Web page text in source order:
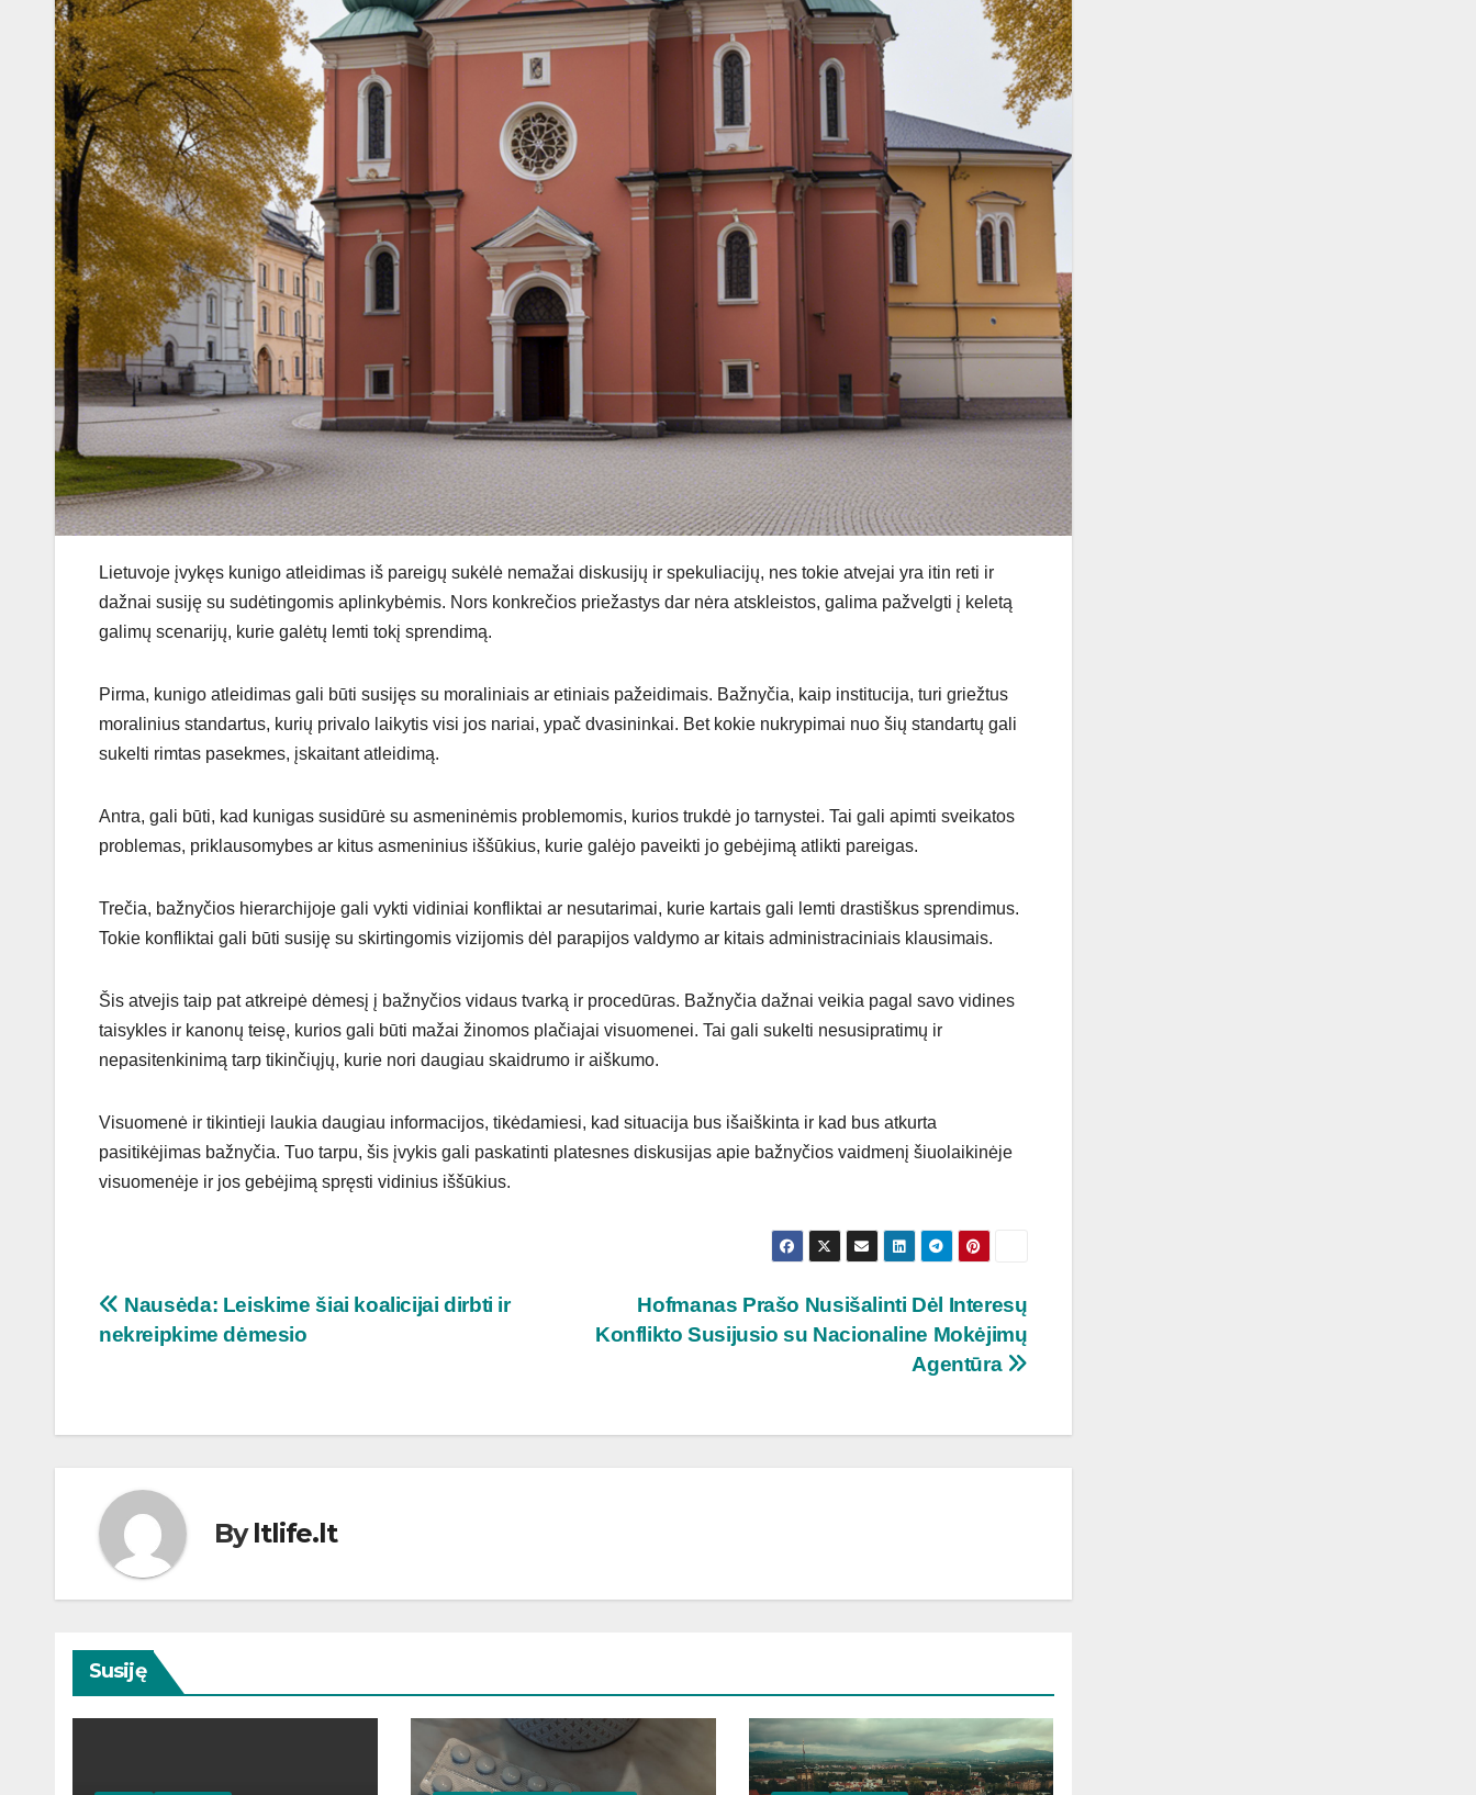
Lietuvoje įvykęs kunigo atleidimas iš pareigų sukėlė nemažai diskusijų ir spekuliacijų, nes tokie atvejai yra itin reti ir
dažnai susiję su sudėtingomis aplinkybėmis. Nors konkrečios priežastys dar nėra atskleistos, galima pažvelgti į keletą
galimų scenarijų, kurie galėtų lemti tokį sprendimą.
Pirma, kunigo atleidimas gali būti susijęs su moraliniais ar etiniais pažeidimais. Bažnyčia, kaip institucija, turi griežtus
moralinius standartus, kurių privalo laikytis visi jos nariai, ypač dvasininkai. Bet kokie nukrypimai nuo šių standartų gali
sukelti rimtas pasekmes, įskaitant atleidimą.
Antra, gali būti, kad kunigas susidūrė su asmeninėmis problemomis, kurios trukdė jo tarnystei. Tai gali apimti sveikatos
problemas, priklausomybes ar kitus asmeninius iššūkius, kurie galėjo paveikti jo gebėjimą atlikti pareigas.
Trečia, bažnyčios hierarchijoje gali vykti vidiniai konfliktai ar nesutarimai, kurie kartais gali lemti drastiškus sprendimus.
Tokie konfliktai gali būti susiję su skirtingomis vizijomis dėl parapijos valdymo ar kitais administraciniais klausimais.
Šis atvejis taip pat atkreipė dėmesį į bažnyčios vidaus tvarką ir procedūras. Bažnyčia dažnai veikia pagal savo vidines
taisykles ir kanonų teisę, kurios gali būti mažai žinomos plačiajai visuomenei. Tai gali sukelti nesusipratimų ir
nepasitenkinimą tarp tikinčiųjų, kurie nori daugiau skaidrumo ir aiškumo.
Visuomenė ir tikintieji laukia daugiau informacijos, tikėdamiesi, kad situacija bus išaiškinta ir kad bus atkurta
pasitikėjimas bažnyčia. Tuo tarpu, šis įvykis gali paskatinti platesnes diskusijas apie bažnyčios vaidmenį šiuolaikinėje
visuomenėje ir jos gebėjimą spręsti vidinius iššūkius.
Navigacija
tarp
Hofmanas Prašo Nusišalinti Dėl Interesų
Konflikto Susijusio su Nacionaline Mokėjimų
Agentūra
Nausėda: Leiskime šiai koalicijai dirbti ir
nekreipkime dėmesio
Byltlife.lt
Susiję